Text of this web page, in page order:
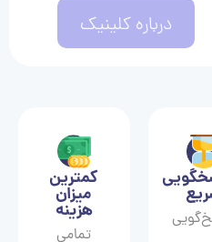
درباره کلینیک
کمترین
میزان
هزینه
تمامی